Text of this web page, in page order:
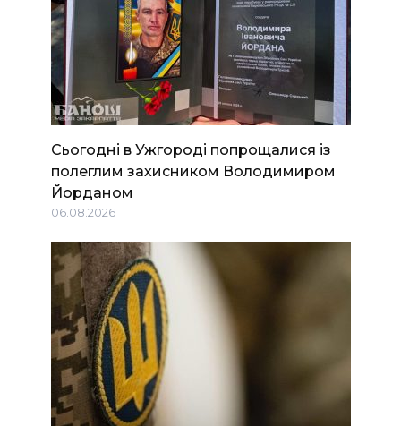
Сьогодні в Ужгороді попрощалися із
полеглим захисником Володимиром
Йорданом
06.08.2026